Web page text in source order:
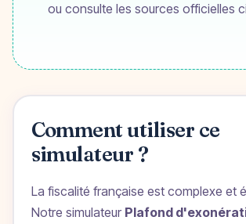
ou consulte les sources officielles
Comment utiliser ce
simulateur ?
La fiscalité française est complexe et
Notre simulateur Plafond